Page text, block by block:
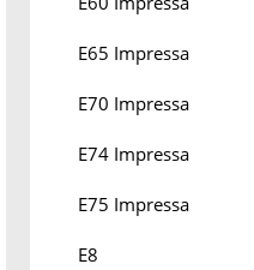
E65 Impressa
E70 Impressa
E74 Impressa
E75 Impressa
E8